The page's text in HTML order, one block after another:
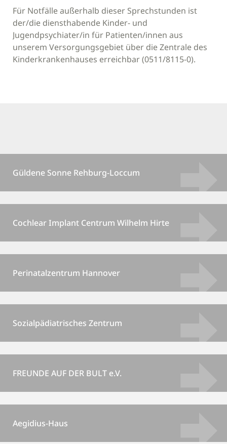
Für Notfälle außerhalb dieser Sprechstunden ist
der/die diensthabende Kinder- und
Jugendpsychiater/in für Patienten/innen aus
unserem Versorgungsgebiet über die Zentrale des
Kinderkrankenhauses erreichbar (0511/8115-0).
Güldene Sonne Rehburg-Loccum
Cochlear Implant Centrum Wilhelm Hirte
Perinatalzentrum Hannover
Sozialpädiatrisches Zentrum
FREUNDE AUF DER BULT e.V.
Aegidius-Haus